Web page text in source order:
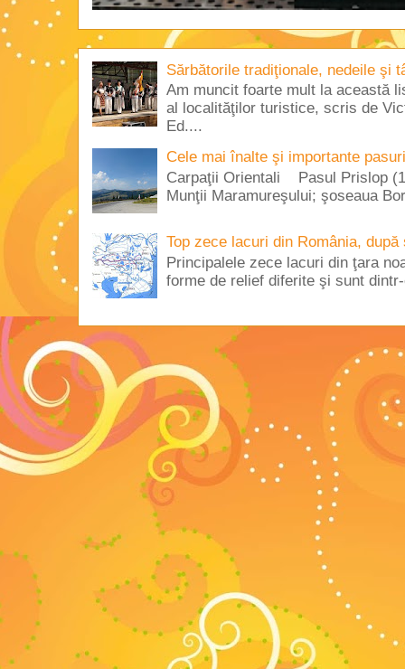
Sărbătorile tradiţionale, nedeile şi
Am muncit foarte mult la această
al localităţilor turistice, scris de
Ed....
Cele mai înalte şi importante
Carpaţii Orientali Pasul Prislop
Munţii Maramureşului; şoseaua
Top zece lacuri din România, după
Principalele zece lacuri din ţara
forme de relief diferite şi sunt